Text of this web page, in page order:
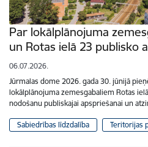
Par lokālplānojuma
un Rotas ielā 23 publisko
06.07.2026.
Jūrmalas dome 2026. gada 30. jūnijā
lokālplānojuma zemesgabaliem Rotas
nodošanu publiskajai apspriešanai un
Sabiedrības līdzdalība Teritorijas